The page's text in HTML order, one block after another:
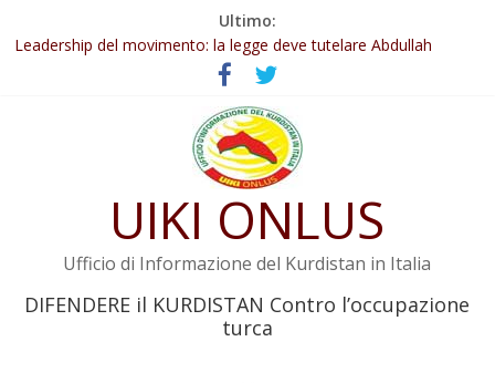
Ultimo:
Abdullah Öcalan: Le legge negativa deve essere trasformata in
Leadership del movimento: la legge deve tutelare Abdullah
Öcalan e l’intero movimento
Commissione donne del KNK: Şengal è di nuovo sotto minaccia
Non tenere conto della situazione di Rêber Apo ostacolerebbe
Il KNK chiede un’azione internazionale contro i crimini di guerra
UIKI ONLUS
Ufficio di Informazione del Kurdistan in Italia
DIFENDERE il KURDISTAN Contro l’occupazione
turca